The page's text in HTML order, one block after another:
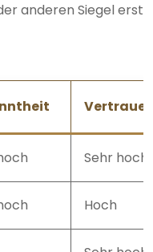
anderen Siegel erst
Sehr hoch
Hoch